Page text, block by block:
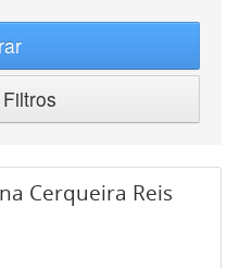
Cerqueira Reis